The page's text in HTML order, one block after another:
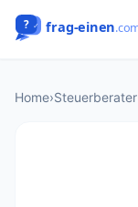
Home›Steuerberater